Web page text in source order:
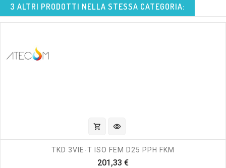
3 ALTRI PRODOTTI NELLA STESSA CATEGORIA:
shopping_cart visibility
TKD 3VIE-T ISO FEM D25 PPH FKM
201,33 €Prezzo